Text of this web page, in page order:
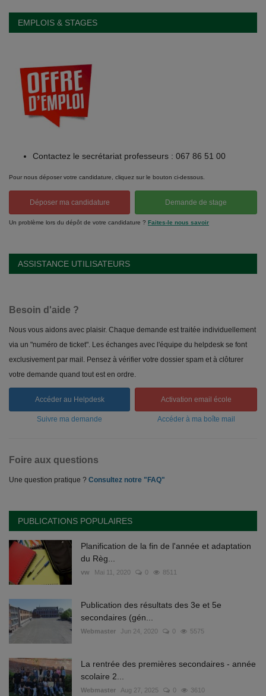
EMPLOIS & STAGES
Contactez le secrétariat professeurs : 067 86 51 00
Pour nous déposer votre candidature, cliquez sur le bouton ci-dessous.
Déposer ma candidature Demande de stage
Un problème lors du dépôt de votre candidature ? Faites-le nous savoir
ASSISTANCE UTILISATEURS
Besoin d'aide ?
Nous vous aidons avec plaisir. Chaque demande est traitée individuellement
via un "numéro de ticket". Les échanges avec l'équipe du helpdesk se font
exclusivement par mail. Pensez à vérifier votre dossier spam et à clôturer
votre demande quand tout est en ordre.
Accéder au Helpdesk Activation email école
Suivre ma demande Accéder à ma boîte mail
Foire aux questions
Une question pratique ? Consultez notre "FAQ"
PUBLICATIONS POPULAIRES
Planification de la fin de l'année et adaptation
du Règ...
vw Mai 11, 2020 0 8511
Publication des résultats des 3e et 5e
secondaires (gén...
Webmaster Jun 24, 2020 0 5575
La rentrée des premières secondaires - année
scolaire 2...
Webmaster Aug 27, 2025 0 3610